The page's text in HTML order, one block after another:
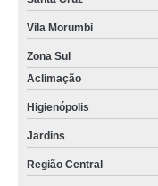
Vila Morumbi
Zona Sul
Aclimação
Higienópolis
Jardins
Região Central